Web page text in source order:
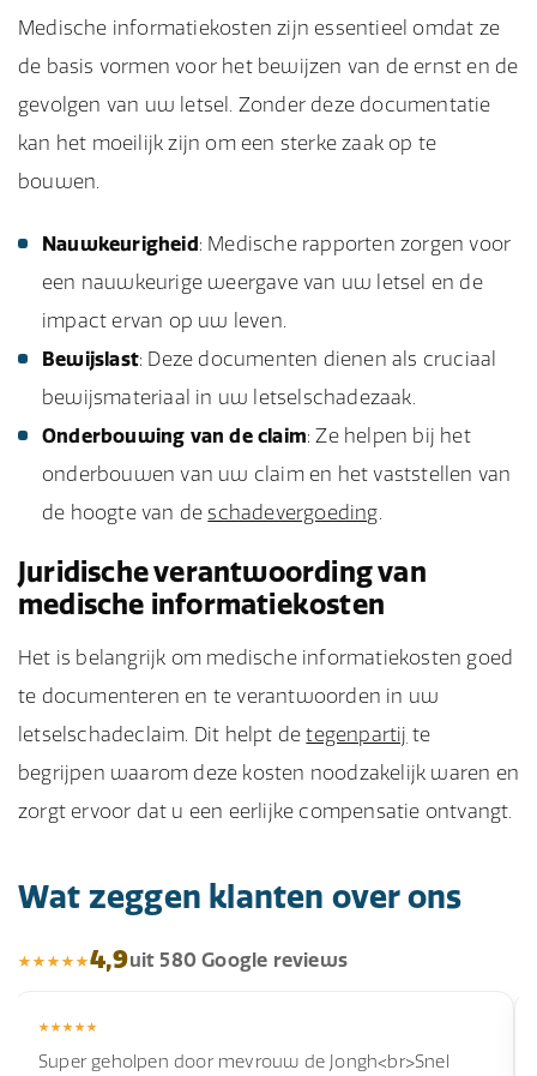
Medische informatiekosten zijn essentieel omdat ze
de basis vormen voor het bewijzen van de ernst en de
gevolgen van uw letsel. Zonder deze documentatie
kan het moeilijk zijn om een sterke zaak op te
bouwen.
Nauwkeurigheid: Medische rapporten zorgen voor
een nauwkeurige weergave van uw letsel en de
impact ervan op uw leven.
Bewijslast: Deze documenten dienen als cruciaal
bewijsmateriaal in uw letselschadezaak.
Onderbouwing van de claim: Ze helpen bij het
onderbouwen van uw claim en het vaststellen van
de hoogte van de schadevergoeding.
Juridische verantwoording van
medische informatiekosten
Het is belangrijk om medische informatiekosten goed
te documenteren en te verantwoorden in uw
letselschadeclaim. Dit helpt detegenpartij te
begrijpen waarom deze kosten noodzakelijk waren en
zorgt ervoor dat u een eerlijke compensatie ontvangt.
Wat zeggen klanten over ons
4,9uit 580 Google reviews
Super geholpen door mevrouw de Jongh<br>Snel